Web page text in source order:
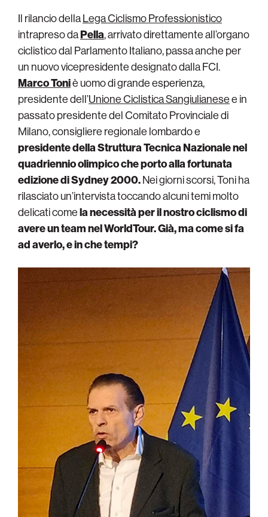
Il rilancio dellaLega Ciclismo Professionistico
intrapreso daPella, arrivato direttamente all’organo
ciclistico dal Parlamento Italiano, passa anche per
un nuovo vicepresidente designato dalla FCI.
Marco Toniè uomo di grande esperienza,
presidente dell’Unione Ciclistica Sangiulianesee in
passato presidente del Comitato Provinciale di
Milano, consigliere regionale lombardo e
presidente della Struttura Tecnica Nazionale nel
quadriennio olimpico che porto alla fortunata
edizione di Sydney 2000.Nei giorni scorsi, Toni ha
rilasciato un’intervista toccando alcuni temi molto
delicati comela necessità per il nostro ciclismo di
avere un team nel WorldTour. Già, ma come si fa
ad averlo, e in che tempi?